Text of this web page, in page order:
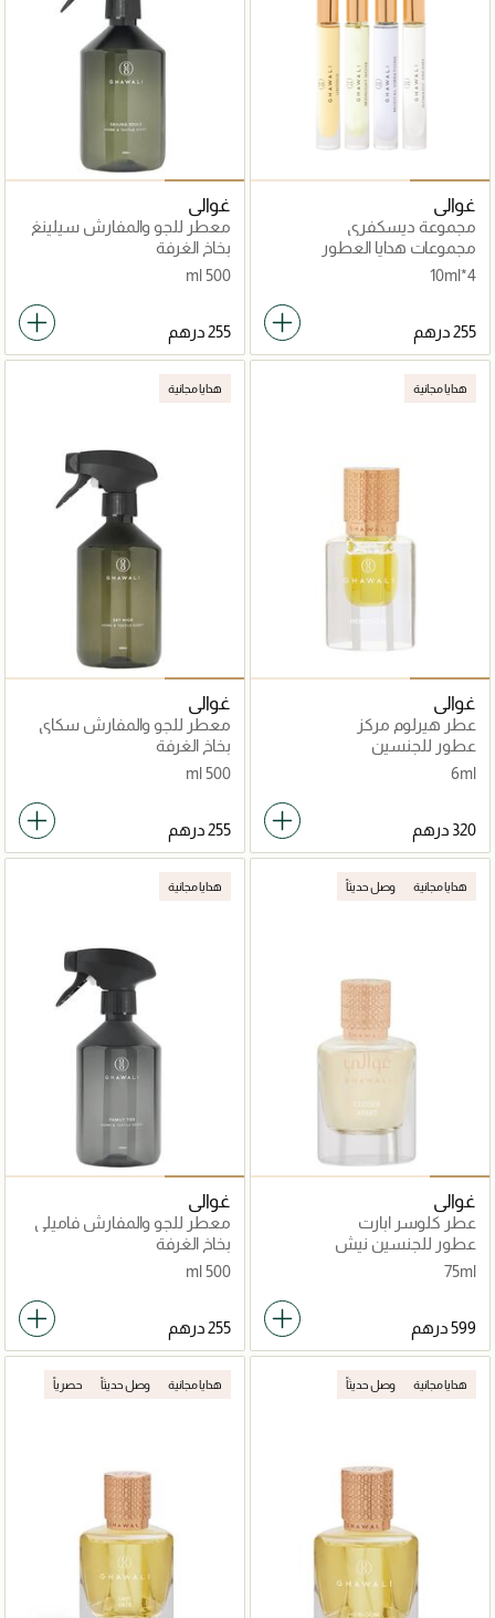
غوالي
مجموعة ديسكفري
مجموعات هدايا العطور
للجنسين
10ml*4
غوالي
معطر للجو والمفارش سيلينغ
سولس
بخاخ الغرفة
500 ml
هدايا مجانية
غوالي
عطر هيرلوم مركز
عطور للجنسين
6ml
هدايا مجانية
غوالي
معطر للجو والمفارش سكاي
هاي
بخاخ الغرفة
500 ml
هدايا مجانية وصل حديثاً
غوالي
عطر كلوسر ابارت
عطور للجنسين نيش
75ml
هدايا مجانية
غوالي
معطر للجو والمفارش فاميلي
تايز
بخاخ الغرفة
500 ml
هدايا مجانية وصل حديثاً هدايا مجانية وصل حديثاً حصرياً